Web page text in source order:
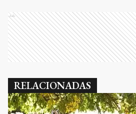
Ads
RELACIONADAS